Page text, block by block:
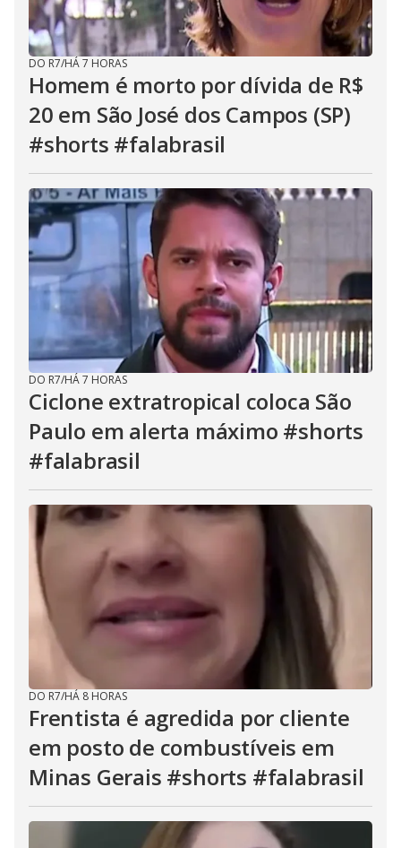
DO R7/HÁ 7 HORAS
Homem é morto por dívida de R$
20 em São José dos Campos (SP)
#shorts #falabrasil
DO R7/HÁ 7 HORAS
Ciclone extratropical coloca São
Paulo em alerta máximo #shorts
#falabrasil
DO R7/HÁ 8 HORAS
Frentista é agredida por cliente
em posto de combustíveis em
Minas Gerais #shorts #falabrasil